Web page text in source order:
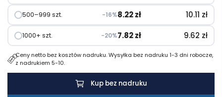
500–999 szt. −16%8.22zł 10.11 zł
1000+ szt. −20%7.82zł 9.62 zł
Ceny netto bez kosztów nadruku. Wysyłka bez nadruku 1-3 dni robocze,
z nadrukiem 5-10.
Kup bez nadruku